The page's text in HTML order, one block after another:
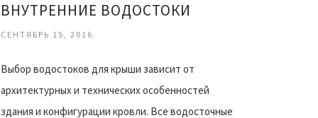
ВНУТРЕННИЕ ВОДОСТОКИ
СЕНТЯБРЬ 15, 2016
Выбор водостоков для крыши зависит от
архитектурных и технических особенностей
здания и конфигурации кровли. Все водосточные